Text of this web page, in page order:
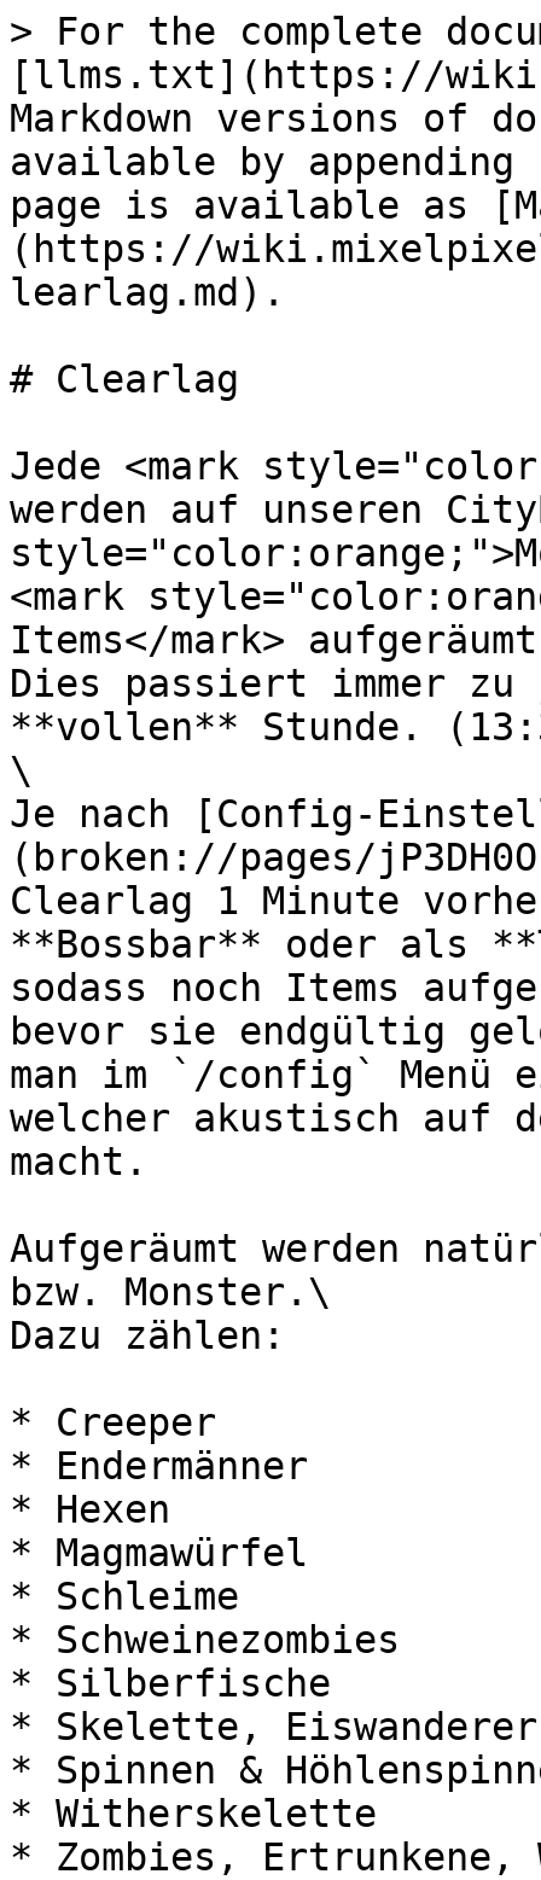
> For the complete
[llms.txt](https://
Markdown versions of
available by
page is available as
(https://
learlag.md).
# Clearlag
Jede <mark
werden auf unseren
<mark
Items</mark>
Dies passiert immer
**vollen** Stunde.
\
Je nach [Config-
(broken://pages/
Clearlag 1 Minute
**Bossbar** oder als
sodass noch Items
bevor sie endgültig
man im `/config` Menü
welcher akustisch auf
macht.
Aufgeräumt werden
bzw. Monster.\
Dazu zählen:
* Creeper
* Endermänner
* Hexen
* Magmawürfel
* Schleime
* Schweinezombies
* Silberfische
* Skelette,
* Spinnen &
* Witherskelette
* Zombies, Ertrunkene,